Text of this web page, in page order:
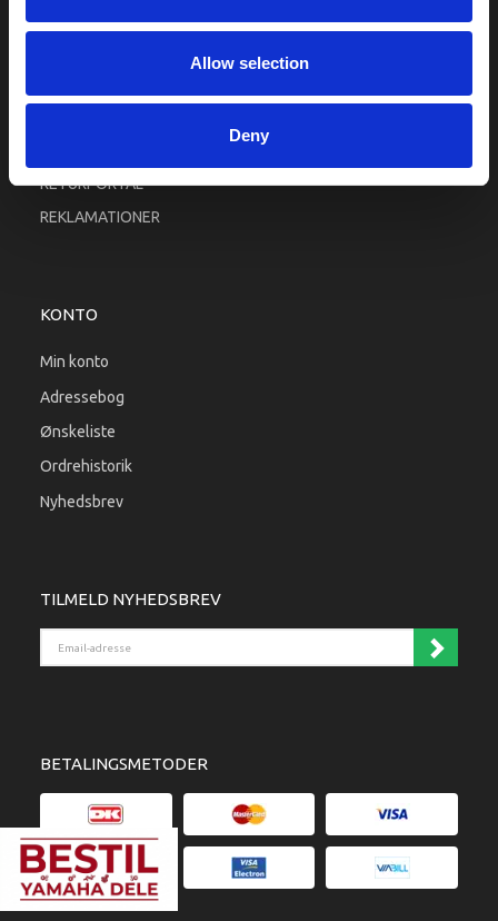
Allow selection
Deny
RETURPORTAL
REKLAMATIONER
KONTO
Min konto
Adressebog
Ønskeliste
Ordrehistorik
Nyhedsbrev
TILMELD NYHEDSBREV
BETALINGSMETODER